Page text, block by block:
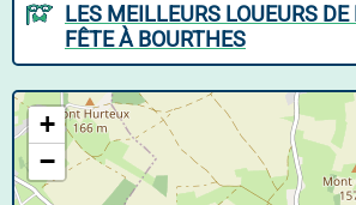
LES MEILLEURS LOUEURS
FÊTE À BOURTHES
+
−